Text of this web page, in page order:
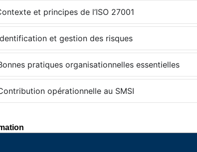
et principes de l’ISO 27001
et gestion des risques
pratiques organisationnelles essentielles
opérationnelle au SMSI